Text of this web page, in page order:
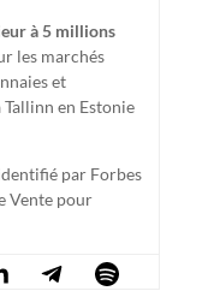
à 5 millions
les marchés
et
en Estonie
par Forbes
Vente pour